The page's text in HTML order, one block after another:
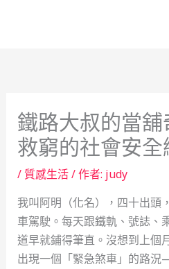
鐵路大叔的當
救窮的社會安全
/ 質感生活/ 作者: judy
我叫阿明（化名），四十出頭
車駕駛。每天跟鐵軌、號誌、
道早就鋪得筆直。沒想到上個
出現一個「緊急煞車」的路